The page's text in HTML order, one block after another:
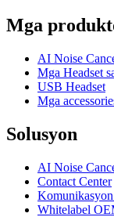
Mga
AI Noise
Mga Headset
USB Headset
Mga
Solusyon
AI Noise
Contact Center
Whitelabel